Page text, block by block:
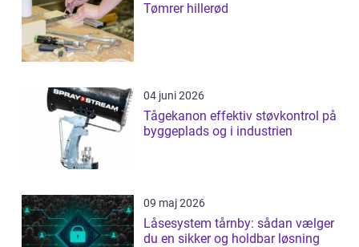
Tømrer hillerød
04 juni 2026
Tågekanon effektiv støvkontrol på
byggeplads og i industrien
09 maj 2026
Låsesystem tårnby: sådan vælger
du en sikker og holdbar løsning